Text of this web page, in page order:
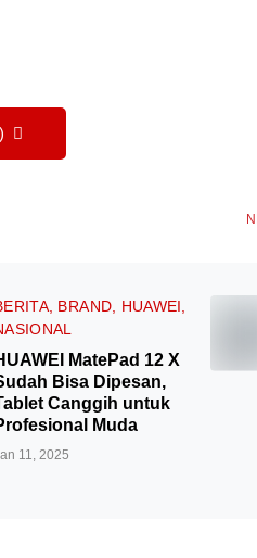
BRAND
HUAWEI
MatePad 12 X
Bisa Dipesan,
Canggih untuk
Muda
11, 2025